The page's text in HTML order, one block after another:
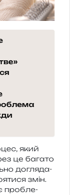
який
це бага­то
догля­да­
змін.
про­бле­